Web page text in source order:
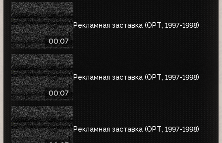
00:07
Рекламная заставка (ОРТ, 1997-1998)
00:07
Рекламная заставка (ОРТ, 1997-1998)
Рекламная заставка (ОРТ, 1997-1998)